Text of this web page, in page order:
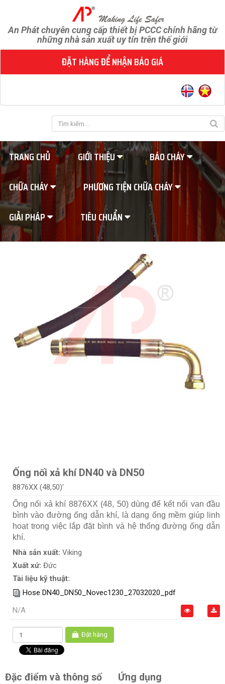
An Phát chuyên cung cấp thiết bị PCCC chính hãng từ
những nhà sản xuất uy tín trên thế giới
ĐẶT HÀNG ĐỂ NHẬN BÁO GIÁ
TRANG CHỦ GIỚI THIỆU
BÁO CHÁY
CHỮA CHÁY
PHƯƠNG TIỆN CHỮA CHÁY
GIẢI PHÁP
TIÊU CHUẨN
Ống nối xả khí DN40 và DN50
8876XX (48,50)'
Ống nối xả khí 8876XX (48, 50) dùng để kết nối van đầu
bình vào đường ống dẫn khí, là dạng ống mềm giúp linh
hoạt trong việc lắp đặt bình và hệ thống đường ống dẫn
khí.
Nhà sản xuất: Viking
Xuất xứ: Đức
Tài liệu kỹ thuật:
Hose DN40_DN50_Novec1230_27032020_pdf
N/A
Đặt hàng
Đặc điểm và thông số Ứng dụng